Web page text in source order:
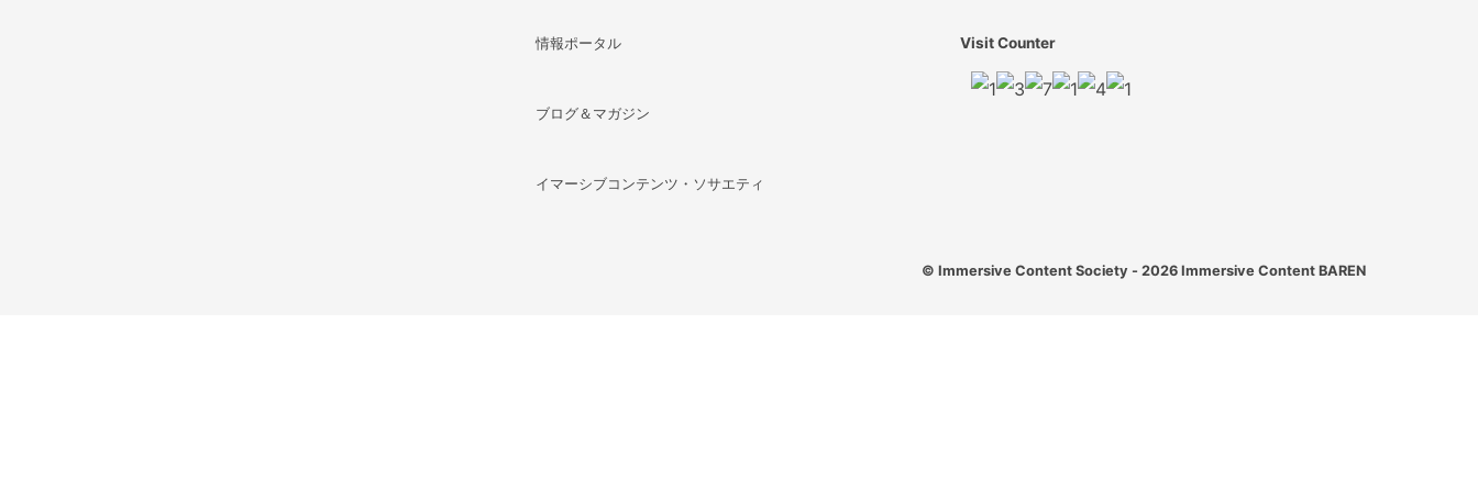
情報ポータル
ブログ＆マガジン
イマーシブコンテンツ・ソサエティ
Visit Counter
© Immersive Content Society - 2026 Immersive Content BAREN